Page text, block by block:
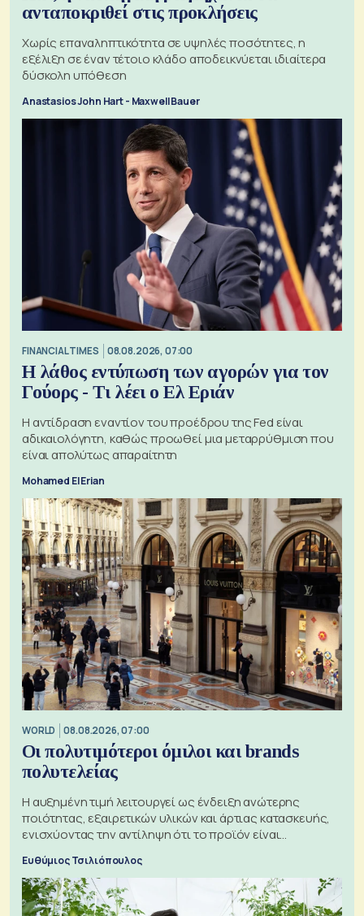
ανταποκριθεί στις προκλήσεις
Χωρίς επαναληπτικότητα σε υψηλές ποσότητες, η
εξέλιξη σε έναν τέτοιο κλάδο αποδεικνύεται ιδιαίτερα
δύσκολη υπόθεση
Anastasios John Hart - Maxwell Bauer
FINANCIAL TIMES 08.08.2026, 07:00
Η λάθος εντύπωση των αγορών για τον
Γούορς - Τι λέει ο Ελ Εριάν
Η αντίδραση εναντίον του προέδρου της Fed είναι
αδικαιολόγητη, καθώς προωθεί μια μεταρρύθμιση που
είναι απολύτως απαραίτητη
Mohamed El Erian
WORLD 08.08.2026, 07:00
Οι πολυτιμότεροι όμιλοι και brands
πολυτελείας
Η αυξημένη τιμή λειτουργεί ως ένδειξη ανώτερης
ποιότητας, εξαιρετικών υλικών και άρτιας κατασκευής,
ενισχύοντας την αντίληψη ότι το προϊόν είναι
Ευθύμιος Τσιλιόπουλος